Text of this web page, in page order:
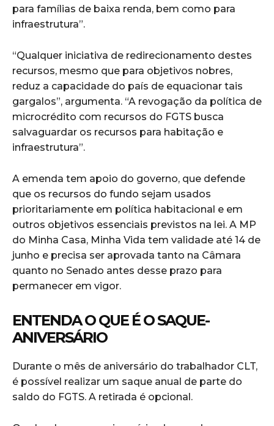
para famílias de baixa renda, bem como para
infraestrutura”.
“Qualquer iniciativa de redirecionamento destes
recursos, mesmo que para objetivos nobres,
reduz a capacidade do país de equacionar tais
gargalos”, argumenta. “A revogação da política de
microcrédito com recursos do FGTS busca
salvaguardar os recursos para habitação e
infraestrutura”.
A emenda tem apoio do governo, que defende
que os recursos do fundo sejam usados
prioritariamente em política habitacional e em
outros objetivos essenciais previstos na lei. A MP
do Minha Casa, Minha Vida tem validade até 14 de
junho e precisa ser aprovada tanto na Câmara
quanto no Senado antes desse prazo para
permanecer em vigor.
ENTENDA O QUE É O SAQUE-
ANIVERSÁRIO
Durante o mês de aniversário do trabalhador CLT,
é possível realizar um saque anual de parte do
saldo do FGTS. A retirada é opcional.